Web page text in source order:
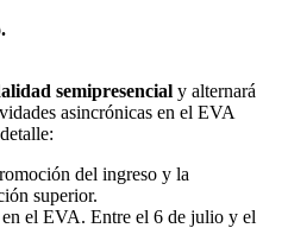
semipresencial y alternará
asincrónicas en el EVA
del ingreso y la
superior.
el EVA. Entre el 6 de julio y el